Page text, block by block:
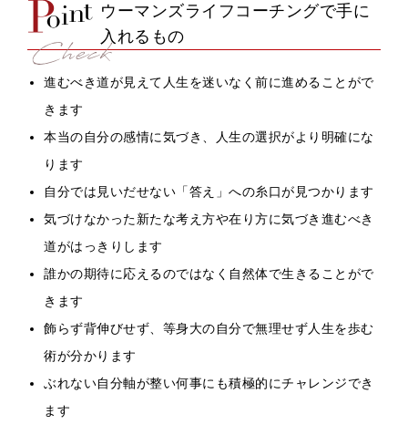
ウーマンズライフコーチングで手に
入れるもの
進むべき道が見えて人生を迷いなく前に進めることがで
きます
本当の自分の感情に気づき、人生の選択がより明確にな
ります
自分では見いだせない「答え」への糸口が見つかります
気づけなかった新たな考え方や在り方に気づき進むべき
道がはっきりします
誰かの期待に応えるのではなく自然体で生きることがで
きます
飾らず背伸びせず、等身大の自分で無理せず人生を歩む
術が分かります
ぶれない自分軸が整い何事にも積極的にチャレンジでき
ます